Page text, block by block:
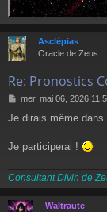
Asclépias
Oracle de Zeus
Re: Pronostics
M
s
a
mer. mai 06, 2026
Je dirais même dans
Je participerai !
Consultant Divin de
Waltraute